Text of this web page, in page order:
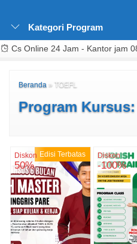
Kategori Program
Cs Online 24 Jam - Kantor jam
Beranda » TOEFL
Program
Edisi Terbatas
Diskon
50%
Diskon
-100%